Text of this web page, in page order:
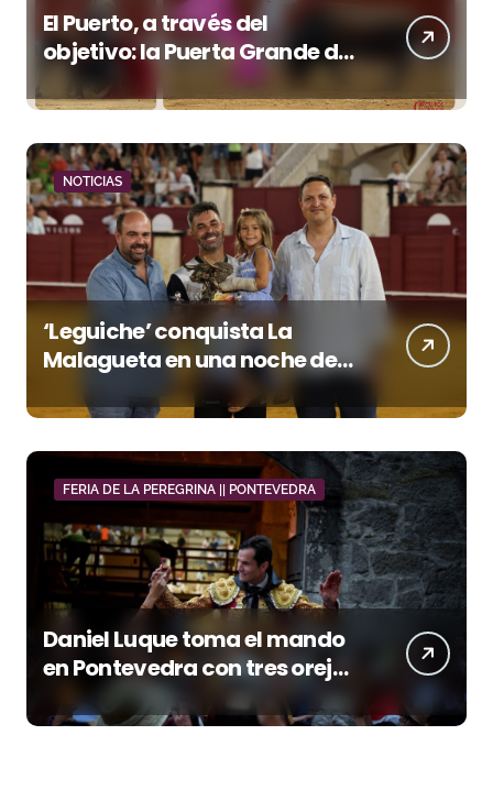
El Puerto, a través del
objetivo: la Puerta Grande de
Crespo y el aroma de
Morante
NOTICIAS
‘Leguiche’ conquista La
Malagueta en una noche de
recortes, emoción y gran
ambiente
FERIA DE LA PEREGRINA || PONTEVEDRA
Daniel Luque toma el mando
en Pontevedra con tres orejas
y una Puerta Grande de peso